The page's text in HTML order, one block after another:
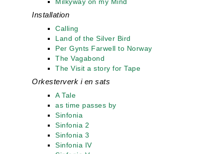
Installation
Calling
Land of the Silver Bird
Per Gynts Farwell to Norway
The Vagabond
The Visit a story for Tape
Orkesterverk i en sats
A Tale
as time passes by
Sinfonia
Sinfonia 2
Sinfonia 3
Sinfonia IV